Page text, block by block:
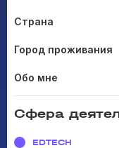
Страна
Город проживания
Обо мне
Сфера
EDTECH